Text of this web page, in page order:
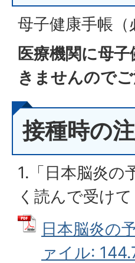
母子健康手帳
医療機関に母
きませんのでご
接種時の
1.「日本脳炎の
く読んで受けて
日本脳炎の
ァイル: